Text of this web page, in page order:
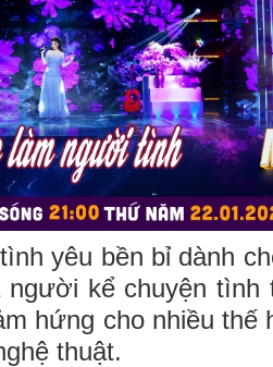
yêu bền bỉ dành
người kể chuyện tình
hứng cho nhiều thế
thuật.